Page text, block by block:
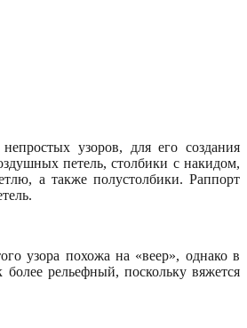
узоров, для его создания
петель, столбики с накидом,
а также полустолбики. Раппорт
узора похожа на «веер», однако в
более рельефный, поскольку вяжется